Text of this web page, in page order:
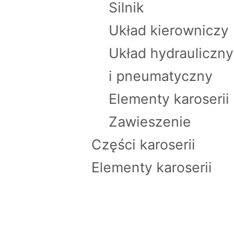
Silnik
Układ kierowniczy
Układ hydrauliczny
i pneumatyczny
Elementy karoserii
Zawieszenie
Części karoserii
Elementy karoserii